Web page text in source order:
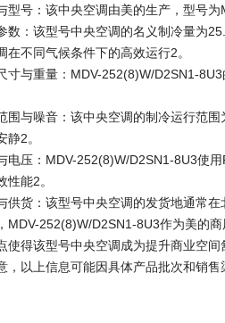
型号‌：该中央空调由美的生产，型号
数‌：该型号中央空调的名义制冷量为
在不同气候条件下的高效运行‌2。
寸与重量‌：MDV-252(8)W/D2SN1-
围与噪音‌：该中央空调的制冷运行范
静‌2。
电压‌：MDV-252(8)W/D2SN1-8U3使
性能‌2。
供货‌：该型号中央空调的发货地通常
MDV-252(8)W/D2SN1-8U3作为美的
使得该型号中央空调成为提升商业空间
，以上信息可能因具体产品批次和销